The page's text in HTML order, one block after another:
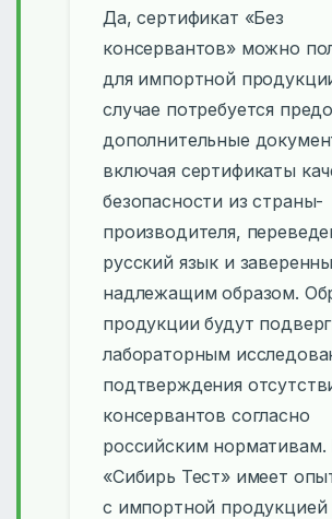
Да, сертификат «Без
консервантов» можно
для импортной
случае потребуется
дополнительные
включая сертификаты
безопасности из страны-
производителя,
русский язык и
надлежащим образом.
продукции будут
лабораторным
подтверждения
консервантов согласно
российским нормативам.
«Сибирь Тест» имеет
с импортной продукцией